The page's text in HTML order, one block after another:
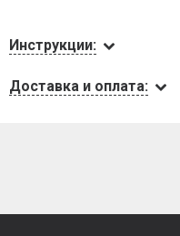
Инструкции:
Доставка и оплата: